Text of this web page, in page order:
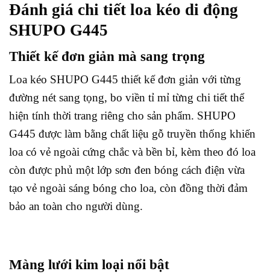
Đánh giá chi tiết loa kéo di động
SHUPO G445
Thiết kế đơn giản mà sang trọng
Loa kéo SHUPO G445 thiết kế đơn giản với từng
đường nét sang tọng, bo viền tỉ mỉ từng chi tiết thể
hiện tính thời trang riêng cho sản phẩm. SHUPO
G445 được làm bằng chất liệu gỗ truyền thống khiến
loa có vẻ ngoài cứng chắc và bền bỉ, kèm theo đó loa
còn được phủ một lớp sơn đen bóng cách điện vừa
tạo vẻ ngoài sáng bóng cho loa, còn đồng thời đảm
bảo an toàn cho người dùng.
Màng lưới kim loại nổi bật